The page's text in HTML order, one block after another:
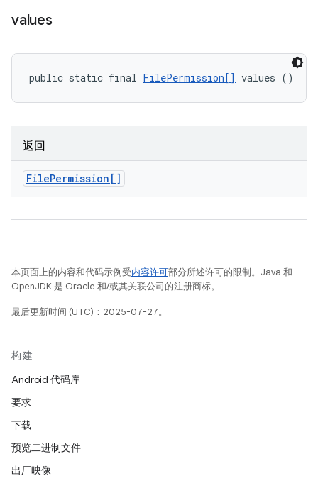
values
public static final FilePermission[] values ()
返回
FilePermission[]
本页面上的内容和代码示例受内容许可部分所述许可的限制。Java 和
OpenJDK 是 Oracle 和/或其关联公司的注册商标。
最后更新时间 (UTC)：2025-07-27。
构建
Android 代码库
要求
下载
预览二进制文件
出厂映像